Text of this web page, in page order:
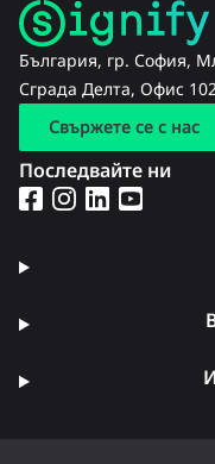
България, гр. София,
Сграда Делта, Офис
Свържете се с нас
Последвайте ни